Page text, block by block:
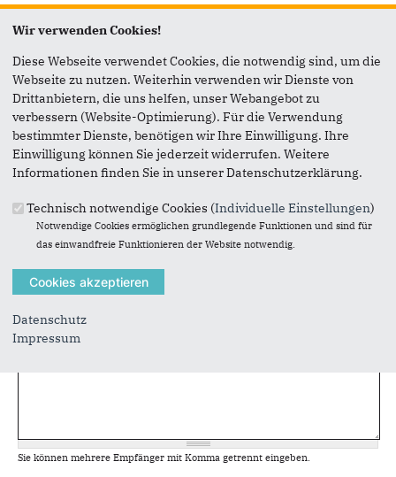
Vielen Dank, dass Sie die Inhalte unserer Homepage
weiterempfehlen.
Anmerkung: Ihre E-Mail-Adresse wird benötigt um die
Personen, denen Sie die Seite weiterempfehlen, zu
informieren, von wem die Empfehlung kommt, und dass es
kein Spam ist.
Das mit * gekennzeichnete Feld ist ein Pflichtfeld.
Eigene E-Mail-Adresse *
Eigener Name*
Sie können mehrere Empfänger mit Komma getrennt eingeben.
Wir verwenden Cookies!
Diese Webseite verwendet Cookies, die notwendig sind, um die
Webseite zu nutzen. Weiterhin verwenden wir Dienste von
Drittanbietern, die uns helfen, unser Webangebot zu
verbessern (Website-Optimierung). Für die Verwendung
bestimmter Dienste, benötigen wir Ihre Einwilligung. Ihre
Einwilligung können Sie jederzeit widerrufen. Weitere
Informationen finden Sie in unserer Datenschutzerklärung.
Technisch notwendige Cookies (Individuelle Einstellungen)
Notwendige Cookies ermöglichen grundlegende Funktionen und sind für
das einwandfreie Funktionieren der Website notwendig.
Datenschutz
Impressum